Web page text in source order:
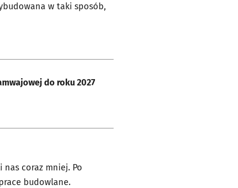
w taki sposób,
do roku 2027
coraz mniej. Po
budowlane.